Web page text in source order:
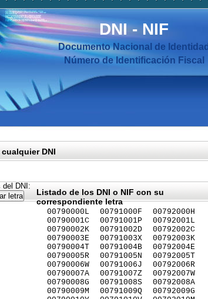
DNI-NIF
Documento Nacional de Identidad
Número de Identificación Fiscal
DNI
del DNI:
Listado de los DNI o NIF con su
correspondiente letra
00790000L
00790001C
00790002K
00790003E
00790004T
00790005R
00790006W
00790007A
00790008G
00790009M
00791000F
00791001P
00791002D
00791003X
00791004B
00791005N
00791006J
00791007Z
00791008S
00791009Q
00792000H
00792001L
00792002C
00792003K
00792004E
00792005T
00792006R
00792007W
00792008A
00792009G